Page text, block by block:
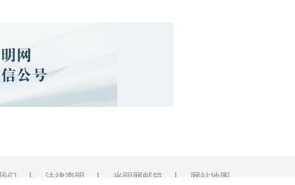
们 法律声明 光明网邮箱 网站地图